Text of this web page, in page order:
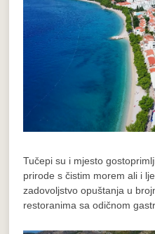
Tučepi su i mjesto
prirode s čistim morem ali i
zadovoljstvo opuštanja u
restoranima sa odičnom